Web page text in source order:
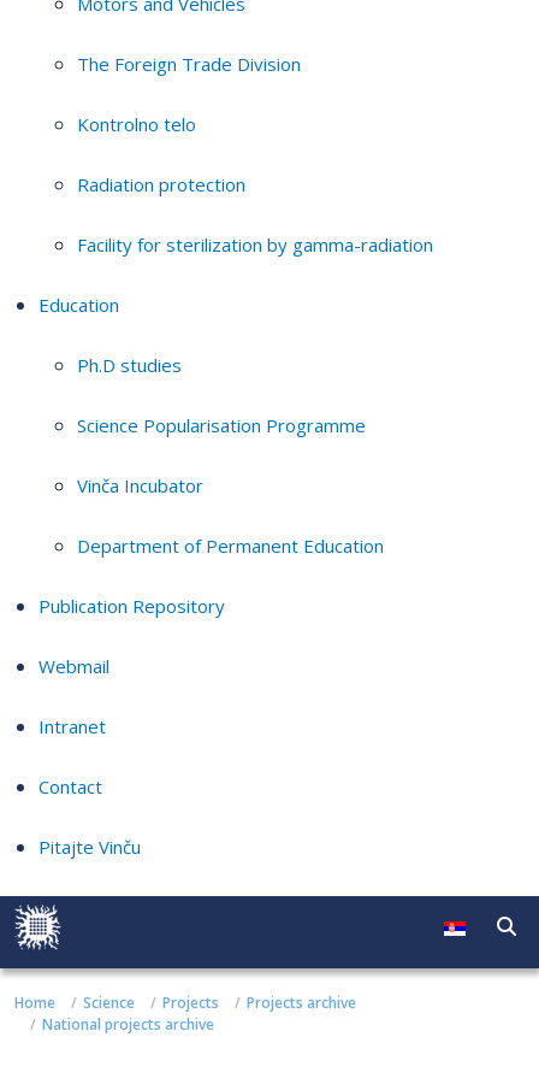
The Foreign Trade Division
Kontrolno telo
Radiation protection
Facility for sterilization by gamma-radiation
Education
Ph.D studies
Science Popularisation Programme
Vinča Incubator
Department of Permanent Education
Publication Repository
Webmail
Intranet
Contact
Pitajte Vinču
Home Science Projects
Projects archive
National projects archive